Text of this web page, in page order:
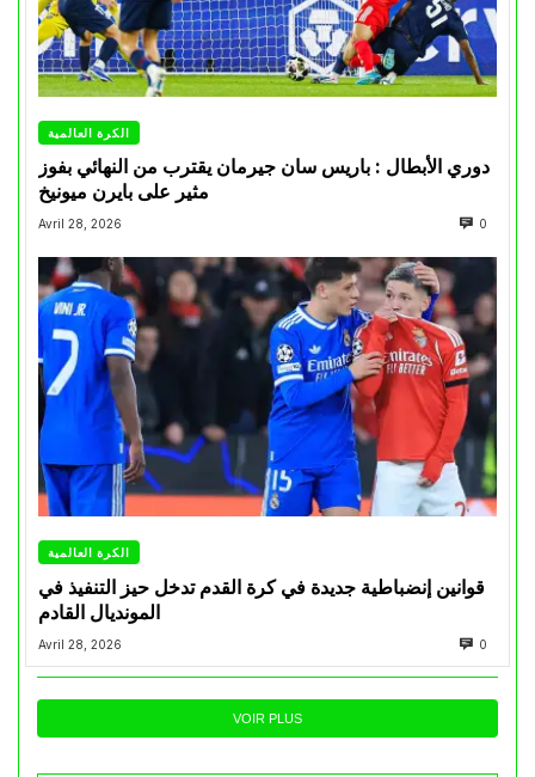
الكرة العالمية
دوري الأبطال : باريس سان جيرمان يقترب من النهائي بفوز
مثير على بايرن ميونيخ
Avril 28, 2026 0
الكرة العالمية
قوانين إنضباطية جديدة في كرة القدم تدخل حيز التنفيذ في
المونديال القادم
Avril 28, 2026 0
VOIR PLUS